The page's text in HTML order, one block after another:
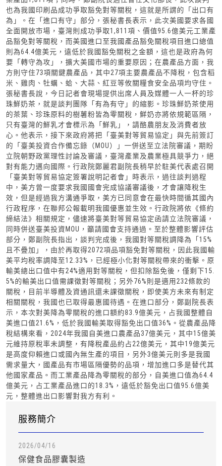
服務簡介
2026/04/16
保健食品膠囊製造
也為我國印刷品成功爭取豁免對等關稅，這就是所謂的「出口有
為」。在「進口有守」部分，張秘書長表示，此次美國要求各國
全面開放市場，臺灣則成功爭取1,811項、價值95.6億美元工業產
品豁免對等關稅，而美國進口至我國產品豁免關稅項目進口總值
則為64.4億美元，遠低於我國豁免關稅之金額，這也是政府為何
要「轉守為攻」，擴大美國市場的重要原因；在農產品方面，我
方則守住73項關鍵農產品，其中27項主要農產品不降稅，包含稻
米、雞肉、牡蠣、蛤、大蒜、紅豆等攸關糧食安全品項均守住。
張秘書長說，今日記者會現場提供出席人員及媒體一人一杯的珍
珠鮮奶茶，就是談判團隊「有為有守」的縮影。珍珠鮮奶茶使用
的茶葉、珍珠原料的樹薯粉皆為零關稅，鮮奶亦將依規範區隔，
只有臺灣的鮮乳才會標示為「鮮乳」，請酪農朋友及消費者放
心。他表示，接下來政府將把「臺美對等貿易協定」與先前簽訂
的「臺美投資合作備忘錄（MOU）」一併送至立法院審議，期盼
立院朝野政黨理性討論及審議，臺灣產業及農業極具競爭力，絕
對有能力邁向國際。行政院鄭麗君副院長稍早於駐美代表處召開
「臺美對等貿易協定簽署說明記者會」時表示，過往談判過程
中，美方曾一度要求我國國會完成協議審議後，才會讓降稅生
效，但是經過我方溝通爭取，美方已同意會在最快時間循其國內
行政程序，在聯邦公報載明我國優惠並生效。行政院將依《條約
締結法》相關規定，儘速將臺美對等貿易協定函請立法院審議，
同時併送臺美投資MOU，籲請國會支持通過。至於整體影響評估
部分，鄭副院長指出，談判完成後，我國對等關稅調降為「15%
且不疊加」，由於再取得2072項品項豁免對等關稅，因此我國輸
美平均稅率調降至12.33%，已經極小化對等關稅帶來的衝擊。原
輸美總出口值中有24%適用對等關稅，但扣除豁免後，僅剩下15.
5%的輸美出口值需課徵對等關稅；另外76%則是適用232條款的
關稅，目前半導體及資通訊還未課徵關稅，即使美方未來有制定
相關關稅，我國也已取得最惠國待遇。在進口部分，鄭副院長表
示，本次對美降為零關稅的進口額約83.9億美元，占我國整體自
美進口值21.6%，低於我國輸美取得豁免出口值36%。從農產品降
稅結構來看，2024年我國自美進口農產品37億美元，其中15億美
元維持原稅率未調整，有降稅產品約占22億美元，其中19億美元
是高度仰賴進口或國內無生產的項目，另外3億美元則多是我國
需求量大，國產品有市場區隔優勢的品項，增加進口多是替代其
他國家產品。而工業產品降為零關稅的部分，自美進口值為64.4
億美元，占工業產品進口的18.3%，遠低於豁免出口值95.6億美
元，整體進出口影響對我方有利。